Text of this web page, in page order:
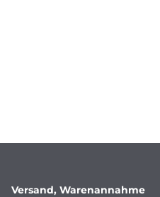
Versand, Warenannahme